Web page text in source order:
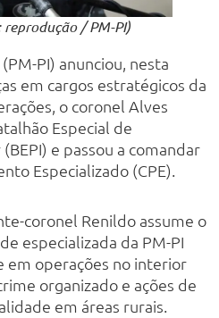
/ PM-PI)
PI) anunciou, nesta
em cargos estratégicos da
o coronel Alves
Especial de
e passou a comandar
Especializado (CPE).
coronel Renildo assume o
especializada da PM-PI
operações no interior
organizado e ações de
em áreas rurais.